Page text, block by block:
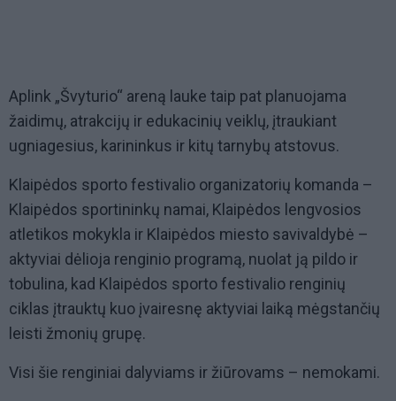
Aplink „Švyturio“ areną lauke taip pat planuojama
žaidimų, atrakcijų ir edukacinių veiklų, įtraukiant
ugniagesius, karininkus ir kitų tarnybų atstovus.
Klaipėdos sporto festivalio organizatorių komanda –
Klaipėdos sportininkų namai, Klaipėdos lengvosios
atletikos mokykla ir Klaipėdos miesto savivaldybė –
aktyviai dėlioja renginio programą, nuolat ją pildo ir
tobulina, kad Klaipėdos sporto festivalio renginių
ciklas įtrauktų kuo įvairesnę aktyviai laiką mėgstančių
leisti žmonių grupę.
Visi šie renginiai dalyviams ir žiūrovams – nemokami.